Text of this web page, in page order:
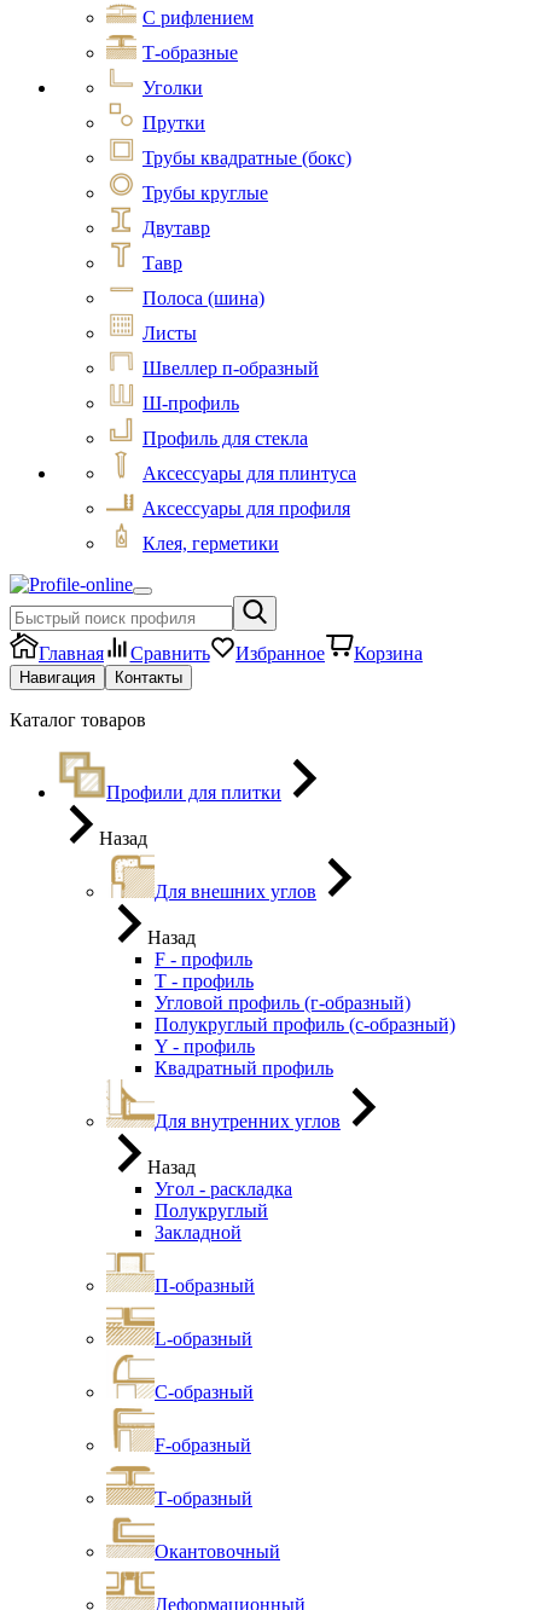
С рифлением
Т-образные
Уголки
Прутки
Трубы квадратные (бокс)
Трубы круглые
Двутавр
Тавр
Полоса (шина)
Листы
Швеллер п-образный
Ш-профиль
Профиль для стекла
Аксессуары для плинтуса
Аксессуары для профиля
Клея, герметики
Главная Сравнить Избранное Корзина
Навигация Контакты
Каталог товаров
Профили для плитки
Назад
Для внешних углов
Назад
F - профиль
Т - профиль
Угловой профиль (г-образный)
Полукруглый профиль (с-образный)
Y - профиль
Квадратный профиль
Для внутренних углов
Назад
Угол - раскладка
Полукруглый
Закладной
П-образный
L-образный
С-образный
F-образный
Т-образный
Окантовочный
Деформационный